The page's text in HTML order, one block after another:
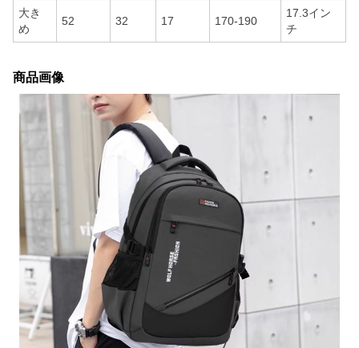
大き
め
52 32 17 170-190
17.3イン
チ
商品画像